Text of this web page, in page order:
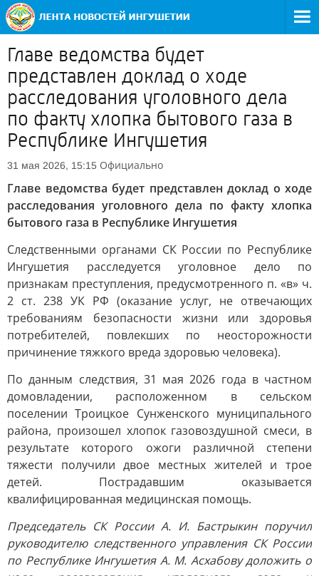
Главе ведомства будет
представлен доклад о ходе
расследования уголовного дела
по факту хлопка бытового газа в
Республике Ингушетия
31 мая 2026, 15:15 Официально
Главе ведомства будет представлен доклад о ходе
расследования уголовного дела по факту хлопка
бытового газа в Республике Ингушетия
Следственными органами СК России по Республике
Ингушетия расследуется уголовное дело по
признакам преступления, предусмотренного п. «в» ч.
2 ст. 238 УК РФ (оказание услуг, не отвечающих
требованиям безопасности жизни или здоровья
потребителей, повлекших по неосторожности
причинение тяжкого вреда здоровью человека).
По данным следствия, 31 мая 2026 года в частном
домовладении, расположенном в сельском
поселении Троицкое Сунженского муниципального
района, произошел хлопок газовоздушной смеси, в
результате которого ожоги различной степени
тяжести получили двое местных жителей и трое
детей. Пострадавшим оказывается
квалифицированная медицинская помощь.
Председатель СК России А. И. Бастрыкин поручил
руководителю следственного управления СК России
по Республике Ингушетия А. М. Асхабову доложить о